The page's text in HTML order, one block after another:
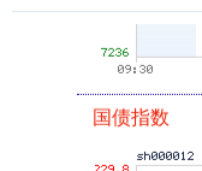
国债指数